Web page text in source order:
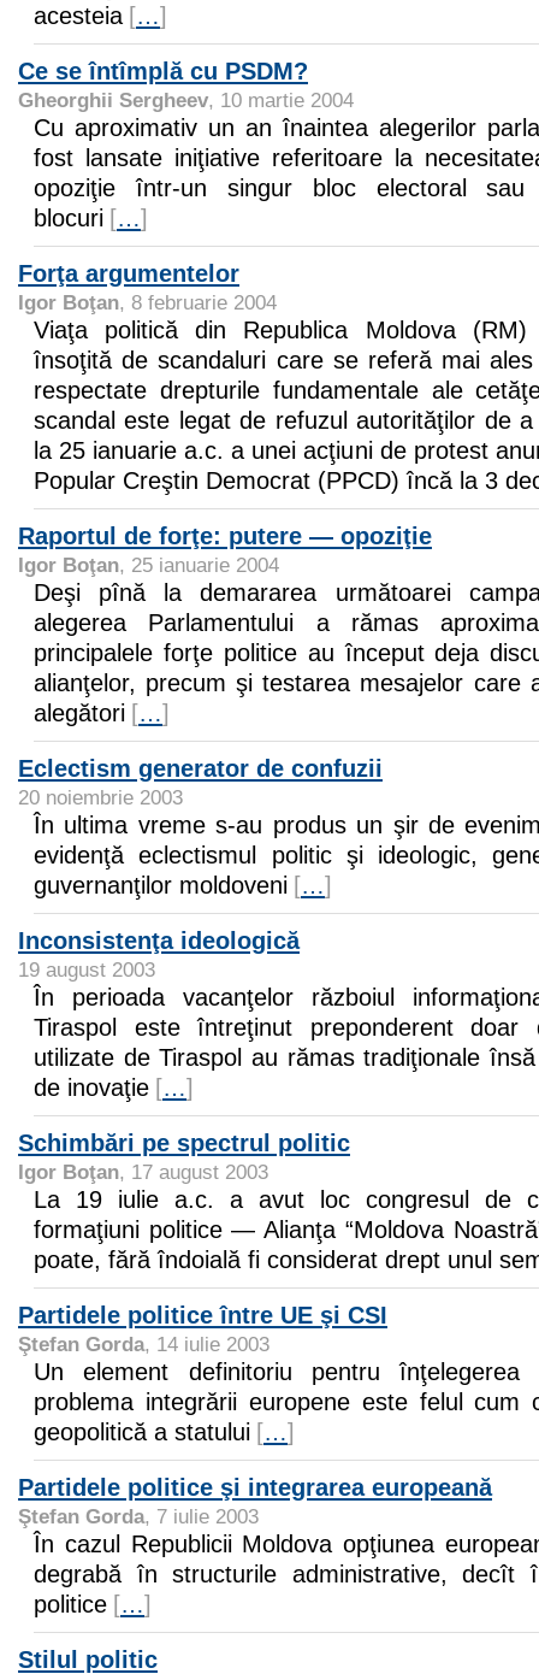
acesteia […]
Ce se întîmplă cu PSDM?
Gheorghii Sergheev, 10 martie 2004
Cu aproximativ un an înaintea alegerilor
fost lansate iniţiative referitoare la
opoziţie într-un singur bloc electoral
blocuri […]
Forţa argumentelor
Igor Boţan, 8 februarie 2004
Viaţa politică din Republica Moldova
însoţită de scandaluri care se referă mai
respectate drepturile fundamentale ale
scandal este legat de refuzul autorităţilor de
la 25 ianuarie a.c. a unei acţiuni de protest
Popular Creştin Democrat (PPCD) încă la 3
Raportul de forţe: putere — opoziţie
Igor Boţan, 25 ianuarie 2004
Deşi pînă la demararea următoarei
alegerea Parlamentului a rămas
principalele forţe politice au început deja
alianţelor, precum şi testarea mesajelor care
alegători […]
Eclectism generator de confuzii
20 noiembrie 2003
În ultima vreme s-au produs un şir de
evidenţă eclectismul politic şi ideologic,
guvernanţilor moldoveni […]
Inconsistenţa ideologică
19 august 2003
În perioada vacanţelor războiul
Tiraspol este întreţinut preponderent doar
utilizate de Tiraspol au rămas tradiţionale
de inovaţie […]
Schimbări pe spectrul politic
Igor Boţan, 17 august 2003
La 19 iulie a.c. a avut loc congresul de
formaţiuni politice — Alianţa “Moldova
poate, fără îndoială fi considerat drept unul
Partidele politice între UE şi CSI
Ştefan Gorda, 14 iulie 2003
Un element definitoriu pentru
problema integrării europene este felul cum
geopolitică a statului […]
Partidele politice şi integrarea europeană
Ştefan Gorda, 7 iulie 2003
În cazul Republicii Moldova opţiunea
degrabă în structurile administrative, decît
politice […]
Stilul politic